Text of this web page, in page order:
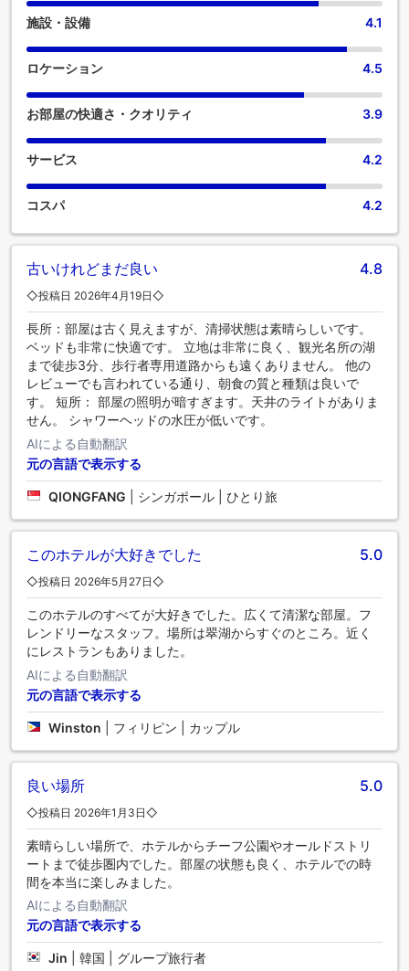
バルコニーやテラスが部屋のデザインに組み込まれていま
す。 一部の客室には、ビデオストリーミング、日刊紙または
テレビが備え付けられており、ゲストを楽しませてくれるで
しょう。 一部の客室では、室内でお飲み物をお楽しみいただ
イヤーを備え付けております。一部宿泊料金には、洗練され
た贅沢な雰囲気の中でプレミアムサービスを提供するエグゼ
クティブラウンジへのアクセスが含まれている場合がありま
す。 最も理想的な方法で、休暇体験に乗り出しましょう。ご
施設内にあるカフェで美味しいコーヒーを味わい、爽やかな
朝の喜びを体験しましょう。施設内のレストランでは、おい
から解放されます！当宿泊施設のエンターテイメント施設で
過ごす夜は、旅仲間と出かけるのと同じくらい楽しいもので
るレクリエーション設備があります。当宿泊施設内の便利な
場所にあるスパ施設で、毎日の疲れを癒しましょう。 当宿泊
施設のフィットネスセンターを、日課のエクササイズに取り
組んだり、汗を流して時差ぼけを解消したりするためにご利
用ください。
施設・設備 4.1
ロケーション 4.5
お部屋の快適さ・クオリティ 3.9
サービス 4.2
コスパ 4.2
古いけれどまだ良い 4.8
◇投稿日 2026年4月19日◇
長所：部屋は古く見えますが、清掃状態は素晴らしいです。
ベッドも非常に快適です。 立地は非常に良く、観光名所の湖
まで徒歩3分、歩行者専用道路からも遠くありません。 他の
レビューでも言われている通り、朝食の質と種類は良いで
す。 短所： 部屋の照明が暗すぎます。天井のライトがありま
せん。 シャワーヘッドの水圧が低いです。
AIによる自動翻訳
元の言語で表示する
QIONGFANG シンガポール | ひとり旅
このホテルが大好きでした 5.0
◇投稿日 2026年5月27日◇
このホテルのすべてが大好きでした。広くて清潔な部屋。フ
レンドリーなスタッフ。場所は翠湖からすぐのところ。近く
にレストランもありました。
AIによる自動翻訳
元の言語で表示する
Winston フィリピン | カップル
良い場所 5.0
◇投稿日 2026年1月3日◇
素晴らしい場所で、ホテルからチーフ公園やオールドストリ
ートまで徒歩圏内でした。部屋の状態も良く、ホテルでの時
間を本当に楽しみました。
AIによる自動翻訳
元の言語で表示する
Jin 韓国 | グループ旅行者